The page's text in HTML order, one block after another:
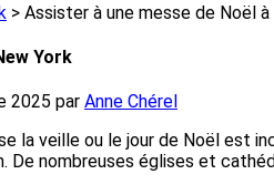
> Assister à une messe de Noël à
York
2025 par Anne Chérel
la veille ou le jour de Noël est
nombreuses églises et